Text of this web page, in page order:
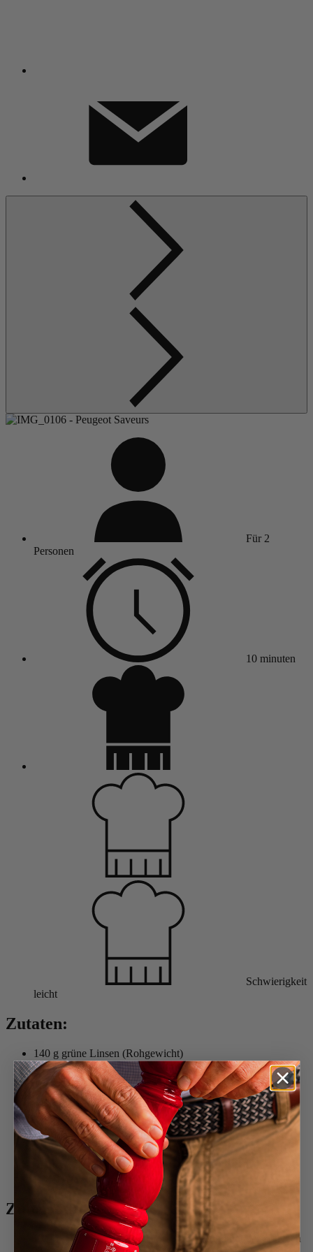
Für 2
Personen
10 minuten
Schwierigkeit
leicht
Zutaten:
140 g grüne Linsen (Rohgewicht)
2 gelbe Nektarinen
1 Avocado
2 Handvoll Rucola
eine Handvoll Kirschtomaten
einige Radieschen
80 g Fetakäse (oder Mozzarella)
2 EL Leinsamen
Prise Salz
Pfeffer (nach Belieben)
frische Basilikum
Zubereitung
Die Linsen in einen großen Topf geben und mit der 3-fachen